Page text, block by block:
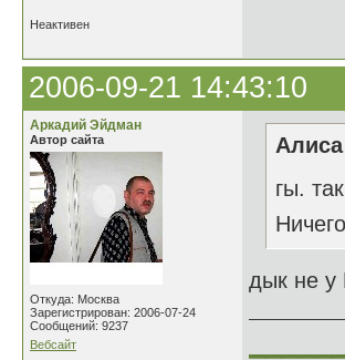
Неактивен
2006-09-21 14:43:10
Аркадий Эйдман
Автор сайта
Откуда: Москва
Зарегистрирован: 2006-07-24
Сообщений: 9237
Вебсайт
гы.
дык не у